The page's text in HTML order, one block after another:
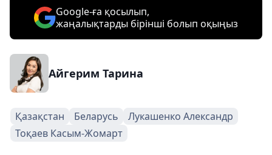
Google-ға қосылып,
жаңалықтарды бірінші болып оқыңыз
Айгерим Тарина
Қазақстан Беларусь
Лукашенко Александр
Тоқаев Касым-Жомарт